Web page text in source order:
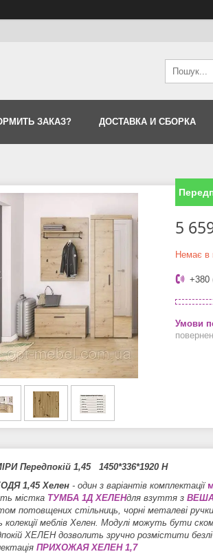
ЗАКАЗ? ДОСТАВКА И СБОРКА
5
Немає в
+380
Передпокій 1,45 1450*336*1920 Н
1,45 Хелен - один з варіантів комплектації
містка ТУМБА 1Д ХЕЛЕНдля взуття з
потовщених стільниць, чорні металеві
колекції меблів Хелен. Модулі можуть бути
ХЕЛЕН дозволить зручно розмістити
ПРИХОЖАЯ ХЕЛЕН 1,7